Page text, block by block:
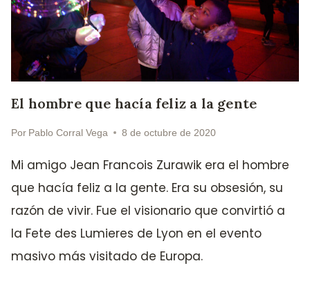
El hombre que hacía feliz a la gente
Por Pablo Corral Vega 8 de octubre de 2020
Mi amigo Jean Francois Zurawik era el hombre
que hacía feliz a la gente. Era su obsesión, su
razón de vivir. Fue el visionario que convirtió a
la Fete des Lumieres de Lyon en el evento
masivo más visitado de Europa.